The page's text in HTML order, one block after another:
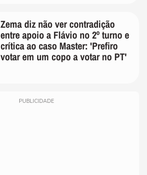
Zema diz não ver contradição
entre apoio a Flávio no 2º turno e
crítica ao caso Master: 'Prefiro
votar em um copo a votar no PT'
PUBLICIDADE